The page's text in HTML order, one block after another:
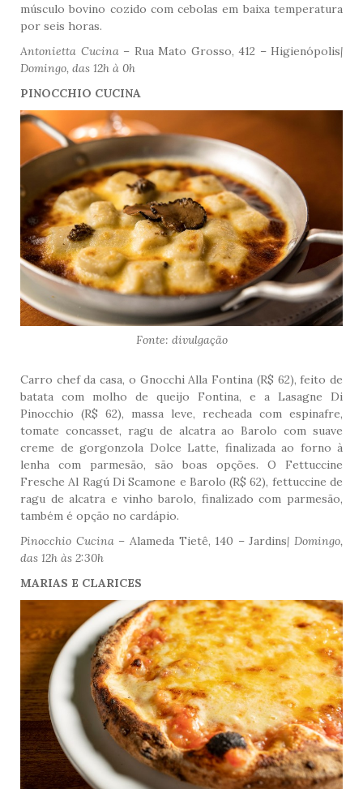
músculo bovino cozido com cebolas em baixa temperatura
por seis horas.
Antonietta Cucina – Rua Mato Grosso, 412 – Higienópolis|
Domingo, das 12h à 0h
PINOCCHIO CUCINA
Fonte: divulgação
Carro chef da casa, o Gnocchi Alla Fontina (R$ 62), feito de
batata com molho de queijo Fontina, e a Lasagne Di
Pinocchio (R$ 62), massa leve, recheada com espinafre,
tomate concasset, ragu de alcatra ao Barolo com suave
creme de gorgonzola Dolce Latte, finalizada ao forno à
lenha com parmesão, são boas opções. O Fettuccine
Fresche Al Ragú Di Scamone e Barolo (R$ 62), fettuccine de
ragu de alcatra e vinho barolo, finalizado com parmesão,
também é opção no cardápio.
Pinocchio Cucina – Alameda Tietê, 140 – Jardins| Domingo,
das 12h às 2:30h
MARIAS E CLARICES